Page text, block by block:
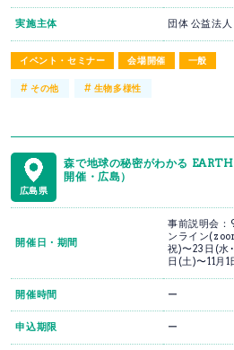
イベント・セミナー 会場開催 一般
実施主体 団体 公益法
#その他 # 生物多様性
広島県
森で地球の秘密がわかる
開催・広島）
開催日・期間
事前説明会
ンライン
祝)〜23日(水
日(土)〜11月
開催時間 ー
申込期限 ー